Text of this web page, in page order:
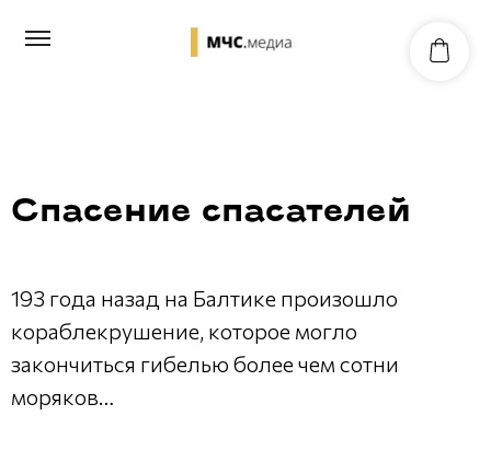
Спасение спасателей
193 года назад на Балтике произошло
кораблекрушение, которое могло
закончиться гибелью более чем сотни
моряков…